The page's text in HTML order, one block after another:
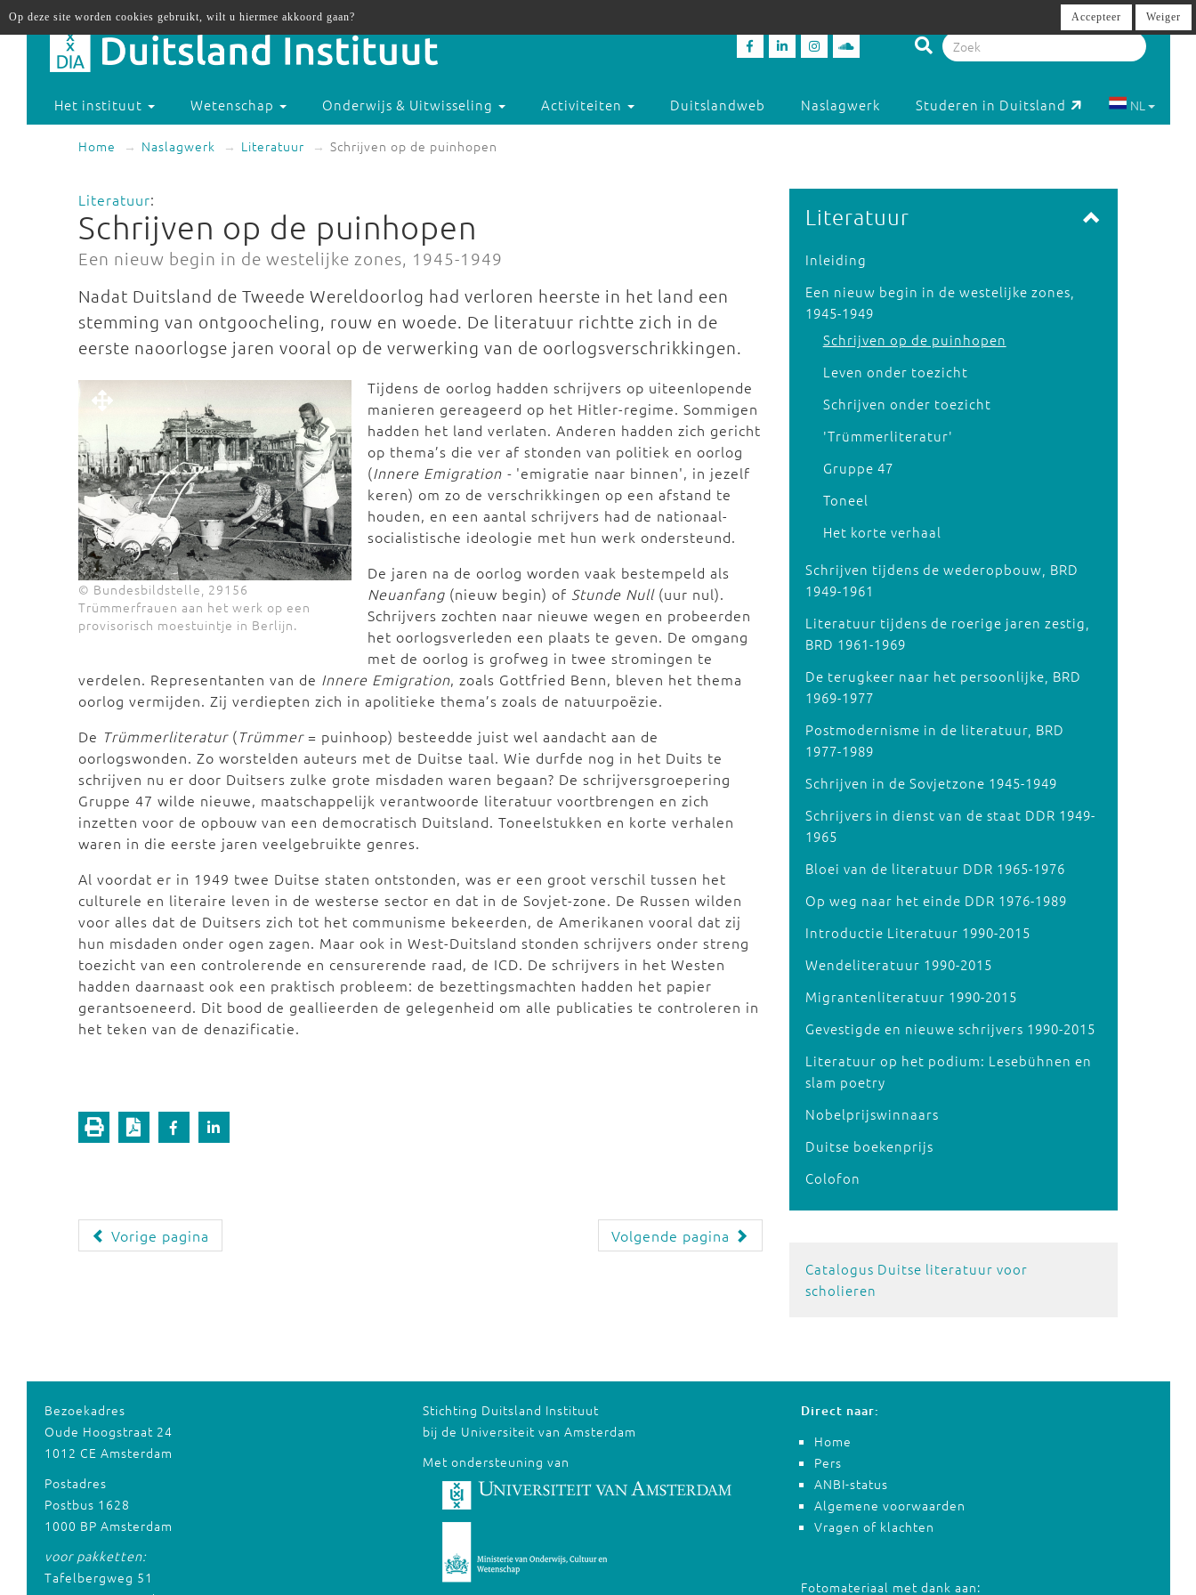
Het instituut Wetenschap Onderwijs & Uitwisseling Activiteiten Duitslandweb Naslagwerk Studeren in Duitsland NL
Home Naslagwerk Literatuur Schrijven op de puinhopen
Literatuur:
Schrijven op de puinhopen
Een nieuw begin in de westelijke zones, 1945-1949
Nadat Duitsland de Tweede Wereldoorlog had verloren heerste in het land een
stemming van ontgoocheling, rouw en woede. De literatuur richtte zich in de
eerste naoorlogse jaren vooral op de verwerking van de oorlogsverschrikkingen.
© Bundesbildstelle, 29156
Trümmerfrauen aan het werk op een
provisorisch moestuintje in Berlijn.
Tijdens de oorlog hadden schrijvers op uiteenlopende
manieren gereageerd op het Hitler-regime. Sommigen
hadden het land verlaten. Anderen hadden zich gericht
op thema’s die ver af stonden van politiek en oorlog
(Innere Emigration - 'emigratie naar binnen', in jezelf
keren) om zo de verschrikkingen op een afstand te
houden, en een aantal schrijvers had de nationaal-
socialistische ideologie met hun werk ondersteund.
De jaren na de oorlog worden vaak bestempeld als
Neuanfang (nieuw begin) of Stunde Null(uur nul).
Schrijvers zochten naar nieuwe wegen en probeerden
het oorlogsverleden een plaats te geven. De omgang
met de oorlog is grofweg in twee stromingen te
verdelen. Representanten van de Innere Emigration, zoals Gottfried Benn, bleven het thema
oorlog vermijden. Zij verdiepten zich in apolitieke thema’s zoals de natuurpoëzie.
De Trümmerliteratur(Trümmer= puinhoop) besteedde juist wel aandacht aan de
oorlogswonden. Zo worstelden auteurs met de Duitse taal. Wie durfde nog in het Duits te
schrijven nu er door Duitsers zulke grote misdaden waren begaan? De schrijversgroepering
Gruppe 47 wilde nieuwe, maatschappelijk verantwoorde literatuur voortbrengen en zich
inzetten voor de opbouw van een democratisch Duitsland. Toneelstukken en korte verhalen
waren in die eerste jaren veelgebruikte genres.
Al voordat er in 1949 twee Duitse staten ontstonden, was er een groot verschil tussen het
culturele en literaire leven in de westerse sector en dat in de Sovjet-zone. De Russen wilden
voor alles dat de Duitsers zich tot het communisme bekeerden, de Amerikanen vooral dat zij
hun misdaden onder ogen zagen. Maar ook in West-Duitsland stonden schrijvers onder streng
toezicht van een controlerende en censurerende raad, de ICD. De schrijvers in het Westen
hadden daarnaast ook een praktisch probleem: de bezettingsmachten hadden het papier
gerantsoeneerd. Dit bood de geallieerden de gelegenheid om alle publicaties te controleren in
het teken van de denazificatie.
Vorige pagina Volgende pagina
Literatuur
Inleiding
Een nieuw begin in de westelijke zones,
1945-1949
Schrijven op de puinhopen
Leven onder toezicht
Schrijven onder toezicht
'Trümmerliteratur'
Gruppe 47
Toneel
Het korte verhaal
Schrijven tijdens de wederopbouw, BRD
1949-1961
Literatuur tijdens de roerige jaren zestig,
BRD 1961-1969
De terugkeer naar het persoonlijke, BRD
1969-1977
Postmodernisme in de literatuur, BRD
1977-1989
Schrijven in de Sovjetzone 1945-1949
Schrijvers in dienst van de staat DDR 1949-
1965
Bloei van de literatuur DDR 1965-1976
Op weg naar het einde DDR 1976-1989
Introductie Literatuur 1990-2015
Wendeliteratuur 1990-2015
Migrantenliteratuur 1990-2015
Gevestigde en nieuwe schrijvers 1990-2015
Literatuur op het podium: Lesebühnen en
slam poetry
Nobelprijswinnaars
Duitse boekenprijs
Colofon
Catalogus Duitse literatuur voor
scholieren
Bezoekadres
Oude Hoogstraat 24
1012 CE Amsterdam
Postadres
Postbus 1628
1000 BP Amsterdam
voor pakketten:
Tafelbergweg 51
Stichting Duitsland Instituut
bij de Universiteit van Amsterdam
Met ondersteuning van
Direct naar:
Home
Pers
ANBI-status
Algemene voorwaarden
Vragen of klachten
Fotomateriaal met dank aan:
Op deze site worden cookies gebruikt, wilt u hiermee akkoord gaan? Accepteer Weiger